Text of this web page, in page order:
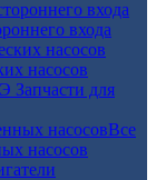
входа
насосов
Запчасти для
Все
насосов